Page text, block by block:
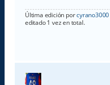
Última edición porcyrano3000
editado 1 vez en total.